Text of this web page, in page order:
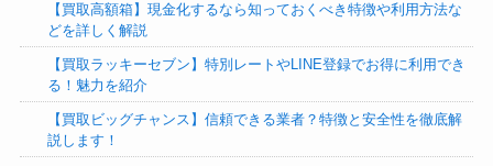
【買取高額箱】現金化するなら知っておくべき特徴や利用方法な
どを詳しく解説
【買取ラッキーセブン】特別レートやLINE登録でお得に利用でき
る！魅力を紹介
【買取ビッグチャンス】信頼できる業者？特徴と安全性を徹底解
説します！